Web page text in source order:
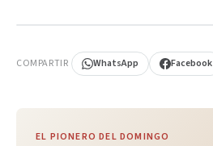
COMPARTIR WhatsApp Facebook
EL PIONERO DEL DOMINGO